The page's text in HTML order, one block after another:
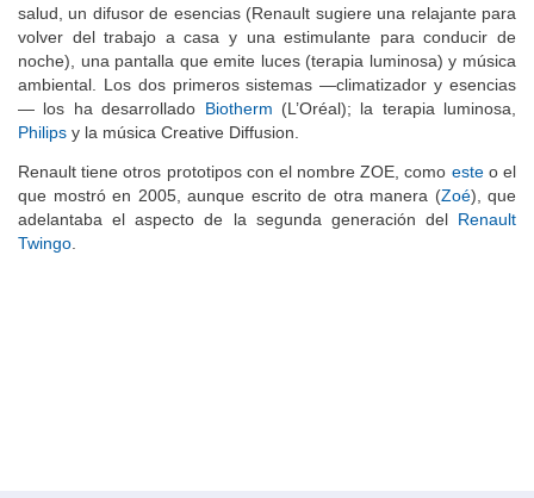
salud, un difusor de esencias (Renault sugiere una relajante para
volver del trabajo a casa y una estimulante para conducir de
noche), una pantalla que emite luces (terapia luminosa) y música
ambiental. Los dos primeros sistemas —climatizador y esencias
— los ha desarrollado Biotherm (L’Oréal); la terapia luminosa,
Philips y la música Creative Diffusion.
Renault tiene otros prototipos con el nombre ZOE, como esteo el
que mostró en 2005, aunque escrito de otra manera (Zoé), que
adelantaba el aspecto de la segunda generación del Renault
Twingo